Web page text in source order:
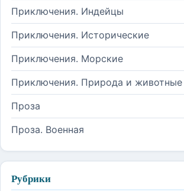
Приключения. Индейцы
Приключения. Исторические
Приключения. Морские
Приключения. Природа и животные
Проза
Проза. Военная
Рубрики